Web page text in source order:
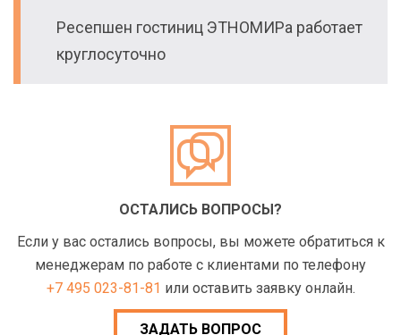
Ресепшен гостиниц ЭТНОМИРа работает
круглосуточно
ОСТАЛИСЬ ВОПРОСЫ?
Если у вас остались вопросы, вы можете обратиться к
менеджерам по работе с клиентами по телефону
+7 495 023-81-81 или оставить заявку онлайн.
ЗАДАТЬ ВОПРОС